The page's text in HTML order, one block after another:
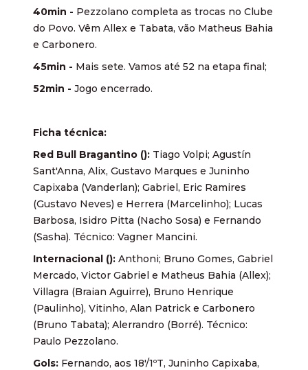
40min - Pezzolano completa as trocas no Clube
do Povo. Vêm Allex e Tabata, vão Matheus Bahia
e Carbonero.
45min - Mais sete. Vamos até 52 na etapa final;
52min - Jogo encerrado.
Ficha técnica:
Red Bull Bragantino (): Tiago Volpi; Agustín
Sant'Anna, Alix, Gustavo Marques e Juninho
Capixaba (Vanderlan); Gabriel, Eric Ramires
(Gustavo Neves) e Herrera (Marcelinho); Lucas
Barbosa, Isidro Pitta (Nacho Sosa) e Fernando
(Sasha). Técnico: Vagner Mancini.
Internacional (): Anthoni; Bruno Gomes, Gabriel
Mercado, Victor Gabriel e Matheus Bahia (Allex);
Villagra (Braian Aguirre), Bruno Henrique
(Paulinho), Vitinho, Alan Patrick e Carbonero
(Bruno Tabata); Alerrandro (Borré). Técnico:
Paulo Pezzolano.
Gols: Fernando, aos 18'/1ºT, Juninho Capixaba,